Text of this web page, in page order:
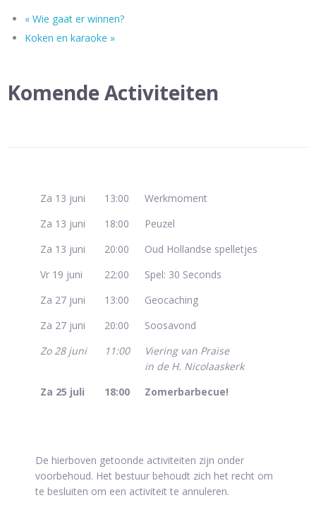
« Wie gaat er winnen?
Koken en karaoke »
Komende Activiteiten
Za 13 juni 13:00
Werkmoment
Za 13 juni
18:00
Peuzel
Za 13 juni
20:00
Oud Hollandse spelletjes
Vr 19 juni
22:00
Spel: 30 Seconds
Za 27 juni
13:00
Geocaching
Za 27 juni
20:00
Soosavond
Zo 28 juni
11:00
Viering van Praise
in de H. Nicolaaskerk
Za 25 juli
18:00 Zomerbarbecue!
De hierboven getoonde activiteiten zijn onder
voorbehoud. Het bestuur behoudt zich het recht om
te besluiten om een activiteit te annuleren.